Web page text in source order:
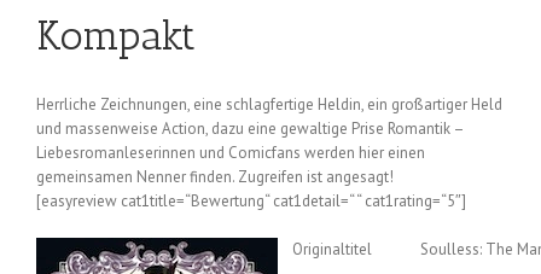
Kompakt
Herrliche Zeichnungen, eine schlagfertige Heldin, ein großartiger Held
und massenweise Action, dazu eine gewaltige Prise Romantik –
Liebesromanleserinnen und Comicfans werden hier einen
gemeinsamen Nenner finden. Zugreifen ist angesagt!
[easyreview cat1title=“Bewertung“ cat1detail=“ “ cat1rating=“5″]
Originaltitel
Soulless: The